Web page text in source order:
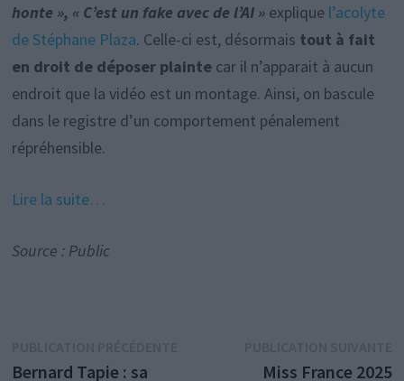
honte », « C’est un fake avec de l’AI »explique l’acolyte
de Stéphane Plaza. Celle-ci est, désormais tout à fait
en droit de déposer plaintecar il n’apparait à aucun
endroit que la vidéo est un montage. Ainsi, on bascule
dans le registre d’un comportement pénalement
répréhensible.
Lire la suite…
Source : Public
Bernard Tapie : sa Miss France 2025